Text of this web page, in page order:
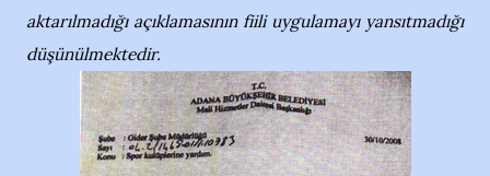
aktarılmadığı açıklamasının fiili uygulamayı yansıtmadığı
düşünülmektedir.